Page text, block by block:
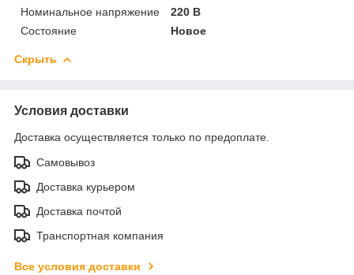
Номинальное напряжение
220 В
Состояние
Новое
Скрыть
Условия доставки
Доставка осуществляется только по предоплате.
Самовывоз
Доставка курьером
Доставка почтой
Транспортная компания
Все условия доставки